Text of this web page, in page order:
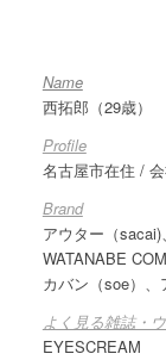
Name
西拓郎（29歳）
Profile
名古屋市在住 /
Brand
アウター（
WATANABE
カバン（soe）、
よく見る雑誌・
EYESCREAM